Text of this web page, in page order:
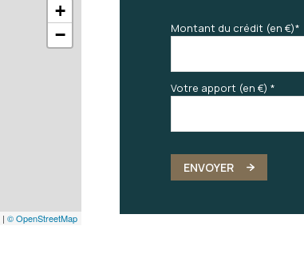
+
−
| © OpenStreetMap
Montant du crédit (en €)*
Votre apport (en €) *
ENVOYER